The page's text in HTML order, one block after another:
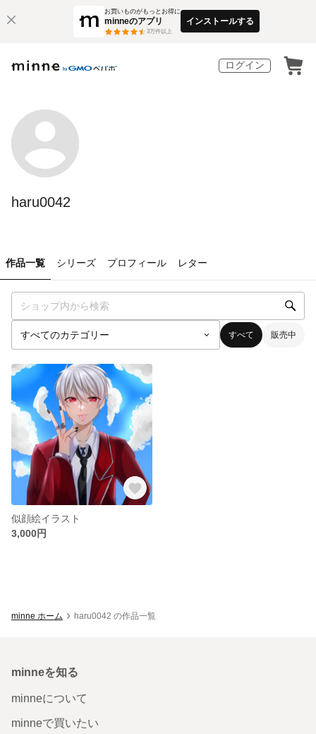
お買いものがもっとお得に
minneのアプリ
3万件以上
インストールする
ログイン
haru0042
作品一覧 シリーズ プロフィール レター
すべて 販売中
似顔絵イラスト
3,000円
minne ホーム haru0042 の作品一覧
minneを知る
minneについて
minneで買いたい